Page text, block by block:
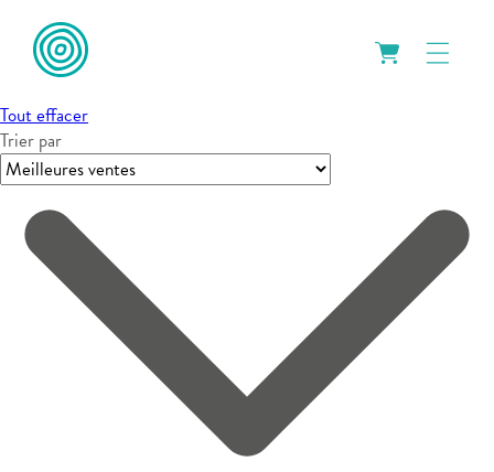
Collection: Bouteilles urbaines
Tout effacer
Trier par